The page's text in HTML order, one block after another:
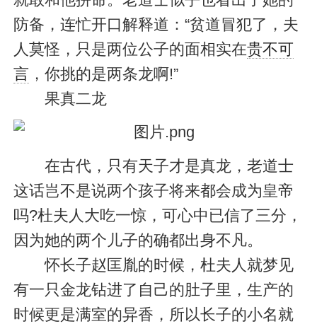
防备，连忙开口解释道：“贫道冒犯了，夫
人莫怪，只是两位公子的面相实在贵不可
言 ，你挑的是两条龙啊!”
果真二龙
在古代，只有天子才是真龙，老道士
这话岂不是说两个孩子将来都会成为皇帝
吗?杜夫人大吃一惊，可心中已信了三分，
因为她的两个儿子的确都出身不凡。
怀长子赵匡胤的时候，杜夫人就梦见
有一只金龙钻进了自己的肚子里，生产的
时候更是满室的异香，所以长子的小名就